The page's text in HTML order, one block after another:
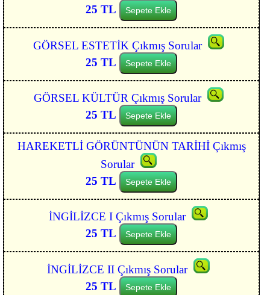
25 TL
Sepete Ekle
GÖRSEL ESTETİK Çıkmış Sorular
25 TL
Sepete Ekle
GÖRSEL KÜLTÜR Çıkmış Sorular
25 TL
Sepete Ekle
HAREKETLİ GÖRÜNTÜNÜN TARİHİ Çıkmış
Sorular
25 TL
Sepete Ekle
İNGİLİZCE I Çıkmış Sorular
25 TL
Sepete Ekle
İNGİLİZCE II Çıkmış Sorular
25 TL
Sepete Ekle